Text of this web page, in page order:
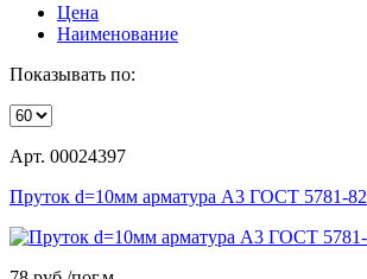
Цена
Наименование
Показывать по:
Арт. 00024397
Пруток d=10мм арматура А3 ГОСТ 5781-82